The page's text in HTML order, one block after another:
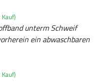
unterm Schweif
ein abwaschbaren